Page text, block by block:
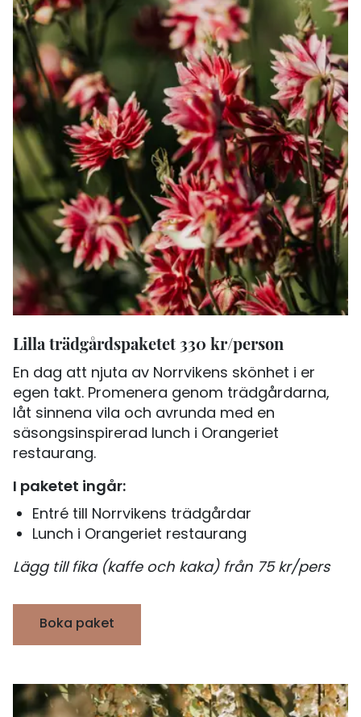
Lilla trädgårdspaketet 330 kr/person
En dag att njuta av Norrvikens skönhet i er
egen takt. Promenera genom trädgårdarna,
låt sinnena vila och avrunda med en
säsongsinspirerad lunch i Orangeriet
restaurang.
I paketet ingår:
Entré till Norrvikens trädgårdar
Lunch i Orangeriet restaurang
Lägg till fika (kaffe och kaka) från 75 kr/pers
Boka paket